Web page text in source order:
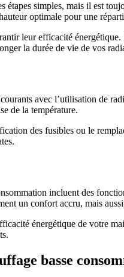
étapes simples, mais il est
optimale pour une
leur efficacité
la durée de vie de vos
avec l’utilisation de
de la température.
des fusibles ou le
incluent des
un confort accru, mais
énergétique de votre
basse